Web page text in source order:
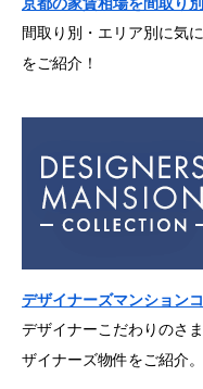
間取り別・エリア別に気
をご紹介！
デザイナーズマンション
デザイナーこだわりのさ
ザイナーズ物件をご紹介。